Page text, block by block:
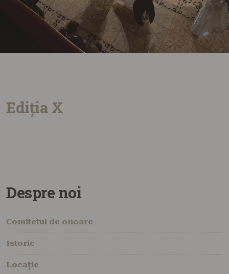
Ediția X
Despre noi
Comitetul de onoare
Istoric
Locație